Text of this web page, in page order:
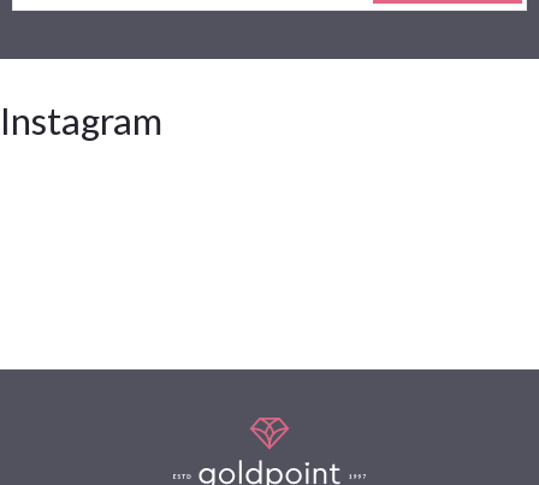
Instagram